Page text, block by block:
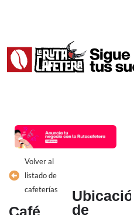
Volver al
listado de
cafeterías
Ubicación
de